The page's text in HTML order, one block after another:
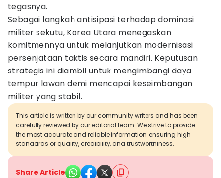
tegasnya.
Sebagai langkah antisipasi terhadap dominasi
militer sekutu, Korea Utara menegaskan
komitmennya untuk melanjutkan modernisasi
persenjataan taktis secara mandiri. Keputusan
strategis ini diambil untuk mengimbangi daya
tempur lawan demi mencapai keseimbangan
militer yang stabil.
This article is written by our community writers and has been
carefully reviewed by our editorial team. We strive to provide
the most accurate and reliable information, ensuring high
standards of quality, credibility, and trustworthiness.
Share Article